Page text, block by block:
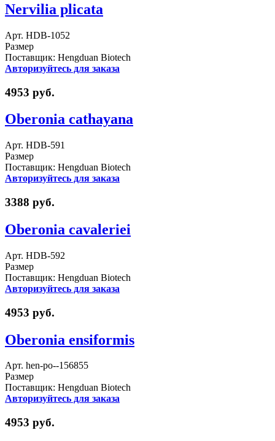
Nervilia plicata
Арт. HDB-1052
Размер
Поставщик: Hengduan Biotech
Авторизуйтесь для заказа
4953 руб.
Oberonia cathayana
Арт. HDB-591
Размер
Поставщик: Hengduan Biotech
Авторизуйтесь для заказа
3388 руб.
Oberonia cavaleriei
Арт. HDB-592
Размер
Поставщик: Hengduan Biotech
Авторизуйтесь для заказа
4953 руб.
Oberonia ensiformis
Арт. hen-po--156855
Размер
Поставщик: Hengduan Biotech
Авторизуйтесь для заказа
4953 руб.